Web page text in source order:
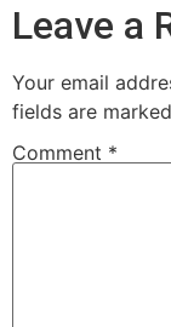
Leave a
Your email
fields are marked
Comment *